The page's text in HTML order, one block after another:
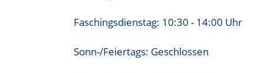
Faschingsdienstag: 10:30 - 14:00 Uhr
Sonn-/Feiertags: Geschlossen